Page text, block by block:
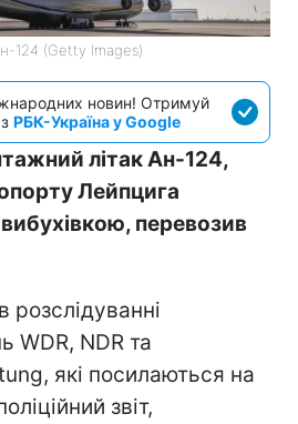
124 (Getty Images)
новин! Отримуй
РБК-Україна у Google
літак Ан-124,
Лейпцига
перевозив
WDR, NDR та
які посилаються на
звіт,